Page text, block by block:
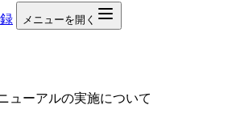
メニューを開く
ューアルの実施について